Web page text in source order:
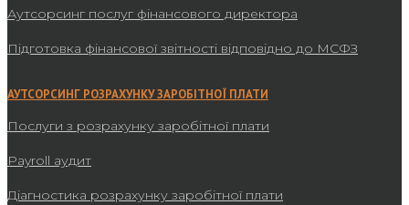
Аутсорсинг послуг фінансового директора
Підготовка фінансової звітності відповідно до МСФЗ
АУТСОРСИНГ РОЗРАХУНКУ ЗАРОБІТНОЇ ПЛАТИ
Послуги з розрахунку заробітної плати
Payroll аудит
Діагностика розрахунку заробітної плати